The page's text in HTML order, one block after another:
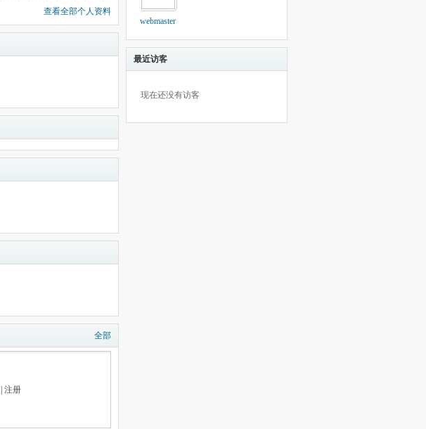
查看全部个人资料
全部
注册
webmaster
最近访客
现在还没有访客